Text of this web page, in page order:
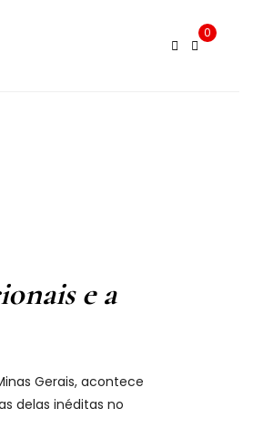
0
e a
Gerais, acontece
delas inéditas no